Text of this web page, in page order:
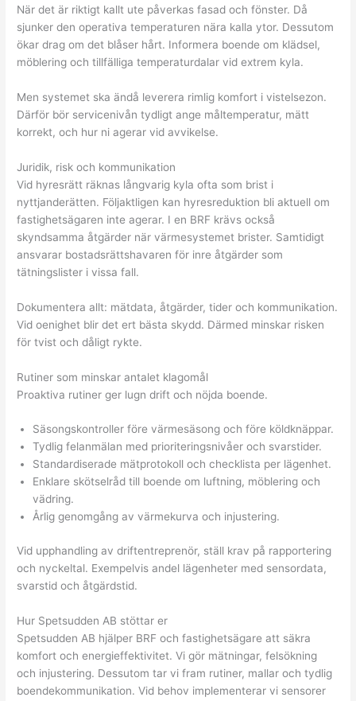
När det är riktigt kallt ute påverkas fasad och fönster. Då
sjunker den operativa temperaturen nära kalla ytor. Dessutom
ökar drag om det blåser hårt. Informera boende om klädsel,
möblering och tillfälliga temperaturdalar vid extrem kyla.
Men systemet ska ändå leverera rimlig komfort i vistelsezon.
Därför bör servicenivån tydligt ange måltemperatur, mätt
korrekt, och hur ni agerar vid avvikelse.
Juridik, risk och kommunikation
Vid hyresrätt räknas långvarig kyla ofta som brist i
nyttjanderätten. Följaktligen kan hyresreduktion bli aktuell om
fastighetsägaren inte agerar. I en BRF krävs också
skyndsamma åtgärder när värmesystemet brister. Samtidigt
ansvarar bostadsrättshavaren för inre åtgärder som
tätningslister i vissa fall.
Dokumentera allt: mätdata, åtgärder, tider och kommunikation.
Vid oenighet blir det ert bästa skydd. Därmed minskar risken
för tvist och dåligt rykte.
Rutiner som minskar antalet klagomål
Proaktiva rutiner ger lugn drift och nöjda boende.
Säsongskontroller före värmesäsong och före köldknäppar.
Tydlig felanmälan med prioriteringsnivåer och svarstider.
Standardiserade mätprotokoll och checklista per lägenhet.
Enklare skötselråd till boende om luftning, möblering och
vädring.
Årlig genomgång av värmekurva och injustering.
Vid upphandling av driftentreprenör, ställ krav på rapportering
och nyckeltal. Exempelvis andel lägenheter med sensordata,
svarstid och åtgärds­tid.
Hur Spetsudden AB stöttar er
Spetsudden AB hjälper BRF och fastighetsägare att säkra
komfort och energi­effektivitet. Vi gör mätningar, felsökning
och injustering. Dessutom tar vi fram rutiner, mallar och tydlig
boendekommunikation. Vid behov implementerar vi sensorer